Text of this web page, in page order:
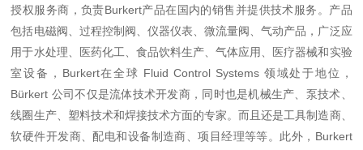
授权服务商，负责Burkert产品在国内的销售并提供技术服务。产品
包括电磁阀、过程控制阀、仪器仪表、微流量阀、气动产品，广泛应
用于水处理、医药化工、食品饮料生产、气体应用、医疗器械和实验
室设备，Burkert在全球 Fluid Control Systems 领域处于地位，
Bürkert 公司不仅是流体技术开发商，同时也是机械生产、泵技术、
线圈生产、塑料技术和焊接技术方面的专家。而且还是工具制造商、
软硬件开发商、配电和设备制造商、项目经理等等。此外，Burkert